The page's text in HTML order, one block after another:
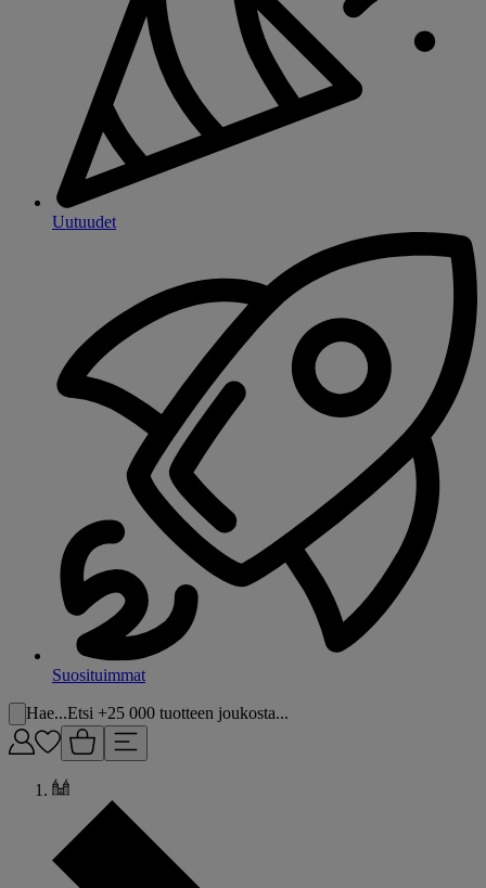
Uutuudet
Suosituimmat
Hae...Etsi +25 000 tuotteen joukosta...